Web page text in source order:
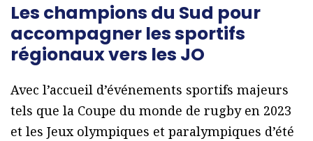
Les champions du Sud pour
accompagner les sportifs
régionaux vers les JO
Avec l’accueil d’événements sportifs majeurs
tels que la Coupe du monde de rugby en 2023
et les Jeux olympiques et paralympiques d’été